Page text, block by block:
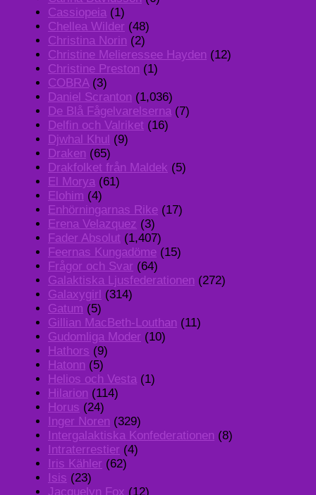
Cassiopeia (1)
Chellea Wilder (48)
Christina Norin (2)
Christine Melieressee Hayden (12)
Christine Preston (1)
COBRA(3)
Daniel Scranton (1,036)
De Blå Fågelvarelserna (7)
Delfin och Valriket (16)
Djwhal Khul (9)
Draken (65)
Drakfolket från Maldek (5)
El Morya (61)
Elohim (4)
Enhörningarnas Rike (17)
Erena Velazquez (3)
Fader Absolut (1,407)
Feernas Kungadöme (15)
Frågor och Svar (64)
Galaktiska Ljusfederationen (272)
Galaxygirl (314)
Gatum (5)
Gillian MacBeth-Louthan (11)
Gudomliga Moder (10)
Hathors (9)
Hatonn (5)
Helios och Vesta (1)
Hilarion (114)
Horus (24)
Inger Noren (329)
Intergalaktiska Konfederationen (8)
Intraterrestier (4)
Iris Kähler (62)
Isis (23)
Jacquelyn Fox (12)